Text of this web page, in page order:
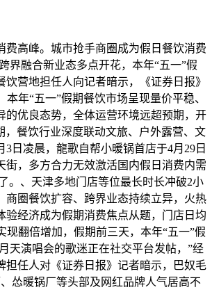
高峰。城市抢手商圈成为假日餐饮消费
界融合新业态多点开花，本年“五一”假
饮营地担任人向记者暗示，《证券日报》
本年“五一”假期餐饮市场呈现量价平稳、
的优良态势，全体运营环境远超预期，开
，餐饮行业深度联动文旅、户外露营、文
3日凌晨，龍歌自帮小暖锅首店于4月29日
街，多方合力无效激活国内假日消费内需
。、天津多地门店等位最长时长冲破2小
商圈餐饮扩容、跨界业态持续立异，火热
验经济成为假期消费焦点从题，门店日均
现翻倍增加，假期前三天，本年“五一”假
天演唱会的歌迷正在社交平台发帖，”经
担任人对《证券日报》记者暗示，巴奴毛
怂暖锅厂等头部及网红品牌人气居高不